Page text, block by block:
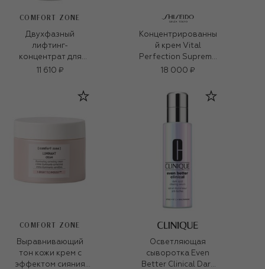
COMFORT ZONE
Двухфазный
лифтинг-
концентрат для
сияния Sublime skin
11 610 ₽
Концентрированны
й крем Vital
Perfection Supreme
(50ml)
18 000 ₽
COMFORT ZONE
Выравнивающий
тон кожи крем с
эффектом сияния
Осветляющая
сыворотка Even
Better Clinical Dark